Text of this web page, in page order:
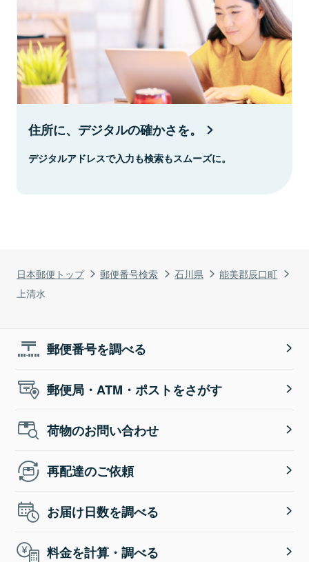
日本郵便トップ 郵便番号検索 石川県
能美郡辰口町
上清水
住所に、デジタルの確かさを。
デジタルアドレスで入力も検索もスムーズに。
郵便番号を調べる
郵便局・ATM・ポストをさがす
荷物のお問い合わせ
再配達のご依頼
お届け日数を調べる
料金を計算・調べる